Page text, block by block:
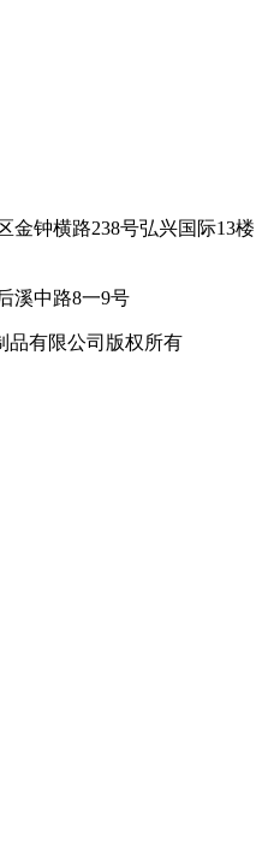
金钟横路238号弘兴国际13楼
溪中路8一9号
品有限公司版权所有